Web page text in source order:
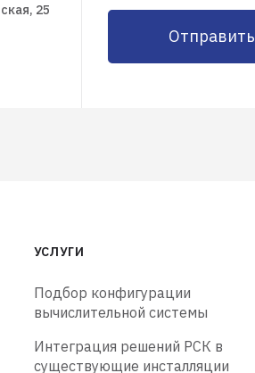
25
Отправить
УСЛУГИ
Подбор конфигурации
вычислительной системы
Интеграция решений РСК в
существующие инсталляции